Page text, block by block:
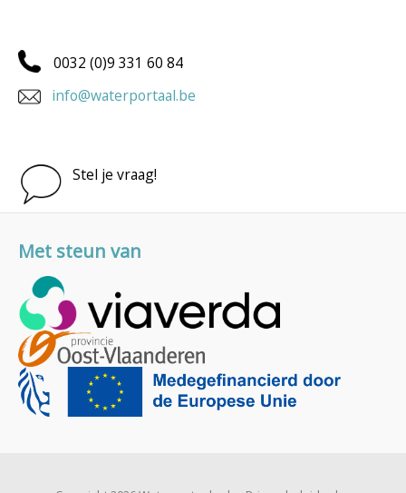
0032 (0)9 331 60 84
info@waterportaal.be
Stel je vraag!
Met steun van